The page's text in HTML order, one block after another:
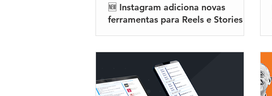
🆕 Instagram adiciona novas
ferramentas para Reels e Stories